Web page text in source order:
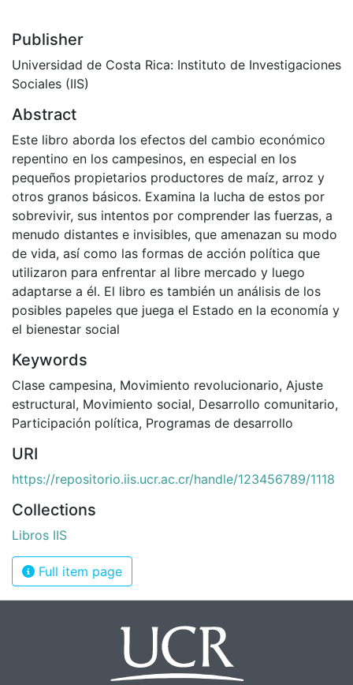
Publisher
Universidad de Costa Rica: Instituto de Investigaciones
Sociales (IIS)
Abstract
Este libro aborda los efectos del cambio económico
repentino en los campesinos, en especial en los
pequeños propietarios productores de maíz, arroz y
otros granos básicos. Examina la lucha de estos por
sobrevivir, sus intentos por comprender las fuerzas, a
menudo distantes e invisibles, que amenazan su modo
de vida, así como las formas de acción política que
utilizaron para enfrentar al libre mercado y luego
adaptarse a él. El libro es también un análisis de los
posibles papeles que juega el Estado en la economía y
el bienestar social
Keywords
Clase campesina, Movimiento revolucionario, Ajuste
estructural, Movimiento social, Desarrollo comunitario,
Participación política, Programas de desarrollo
URI
https://repositorio.iis.ucr.ac.cr/handle/123456789/1118
Collections
Libros IIS
Full item page